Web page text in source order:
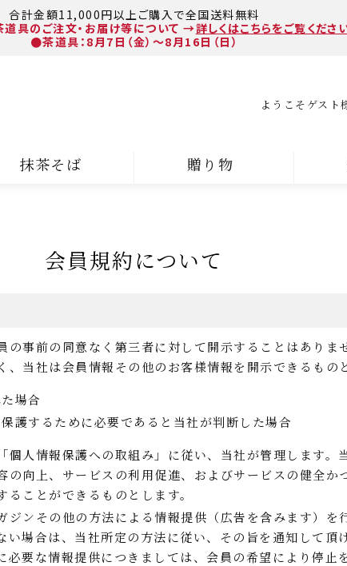
合計金額11,000円以上ご購入で全国送料無料
具のご注文・お届け等について →詳しくはこちらをご覧くださ
●茶道具：8月7日（金）～8月16日（日）
ようこそゲスト
抹茶そば 贈り物
会員規約について
の事前の同意なく第三者に対して開示することはありま
当社は会員情報その他のお客様情報を開示できるもの
場合
護するために必要であると当社が判断した場合
個人情報保護への取組み」に従い、当社が管理します。
の向上、サービスの利用促進、およびサービスの健全か
ことができるものとします。
ジンその他の方法による情報提供（広告を含みます）を
い場合は、当社所定の方法に従い、その旨を通知して頂
必要な情報提供につきましては、会員の希望により停止